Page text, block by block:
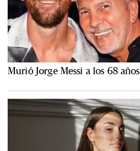
Murió Jorge Messi a los 68 años